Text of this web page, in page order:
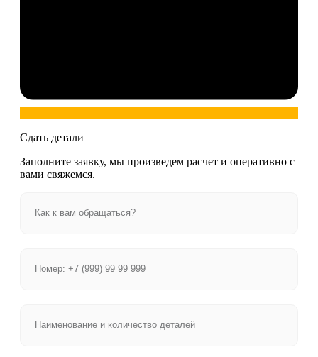
Сдать детали
Заполните заявку, мы произведем расчет и оперативно с
вами свяжемся.